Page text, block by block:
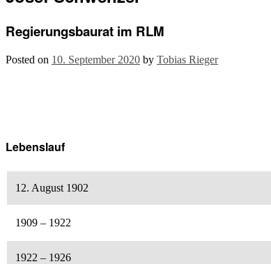
Regierungsbaurat im RLM
Posted on 10. September 2020 by Tobias Rieger
Lebenslauf
12. August 1902
1909 – 1922
1922 – 1926